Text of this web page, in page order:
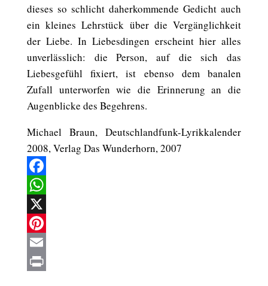
dieses so schlicht daherkommende Gedicht auch
ein kleines Lehrstück über die Vergänglichkeit
der Liebe. In Liebesdingen erscheint hier alles
unverlässlich: die Person, auf die sich das
Liebesgefühl fixiert, ist ebenso dem banalen
Zufall unterworfen wie die Erinnerung an die
Augenblicke des Begehrens.
Michael Braun, Deutschlandfunk-Lyrikkalender
2008, Verlag Das Wunderhorn, 2007
Facebook
WhatsApp
X
Pinterest
Email